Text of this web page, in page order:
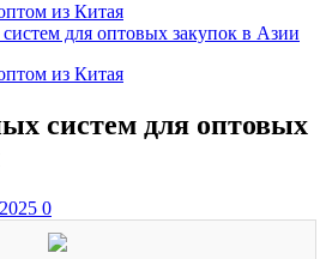
из Китая
для оптовых закупок в Азии
из Китая
систем для оптовых
0